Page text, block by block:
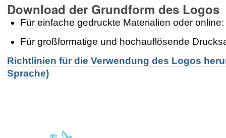
Download der Grundform des Logos
Für einfache gedruckte Materialien oder online:
Für großformatige und hochauflösende
Richtlinien für die Verwendung des Logos
Sprache)